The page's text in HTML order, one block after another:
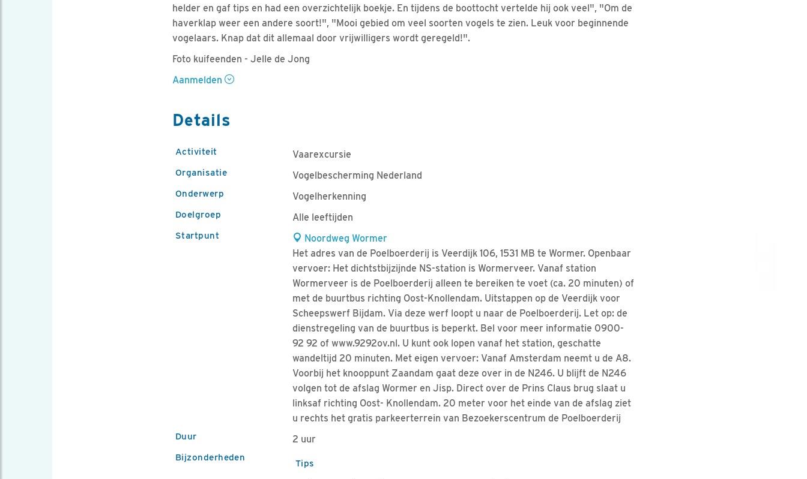
helder en gaf tips en had een overzichtelijk boekje. En tijdens de boottocht vertelde hij ook veel", "Om de
haverklap weer een andere soort!", "Mooi gebied om veel soorten vogels te zien. Leuk voor beginnende
vogelaars. Knap dat dit allemaal door vrijwilligers wordt geregeld!".
Foto kuifeenden - Jelle de Jong
Aanmelden
Details
Activiteit
Vaarexcursie
Organisatie
Vogelbescherming Nederland
Onderwerp
Vogelherkenning
Doelgroep
Alle leeftijden
Startpunt
Noordweg Wormer
Het adres van de Poelboerderij is Veerdijk 106, 1531 MB te Wormer. Openbaar
vervoer: Het dichtstbijzijnde NS-station is Wormerveer. Vanaf station
Wormerveer is de Poelboerderij alleen te bereiken te voet (ca. 20 minuten) of
met de buurtbus richting Oost-Knollendam. Uitstappen op de Veerdijk voor
Scheepswerf Bijdam. Via deze werf loopt u naar de Poelboerderij. Let op: de
dienstregeling van de buurtbus is beperkt. Bel voor meer informatie 0900-
92 92 of www.9292ov.nl. U kunt ook lopen vanaf het station, geschatte
wandeltijd 20 minuten. Met eigen vervoer: Vanaf Amsterdam neemt u de A8.
Voorbij het knooppunt Zaandam gaat deze over in de N246. U blijft de N246
volgen tot de afslag Wormer en Jisp. Direct over de Prins Claus brug slaat u
linksaf richting Oost- Knollendam. 20 meter voor het einde van de afslag ziet
u rechts het gratis parkeerterrein van Bezoekerscentrum de Poelboerderij
Duur
2 uur
Bijzonderheden
Tips